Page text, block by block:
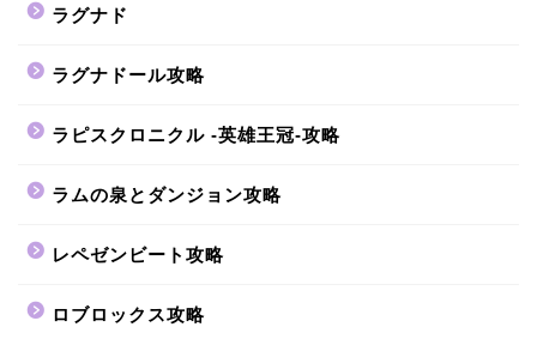
ラグナド
ラグナドール攻略
ラピスクロニクル -英雄王冠-攻略
ラムの泉とダンジョン攻略
レペゼンビート攻略
ロブロックス攻略